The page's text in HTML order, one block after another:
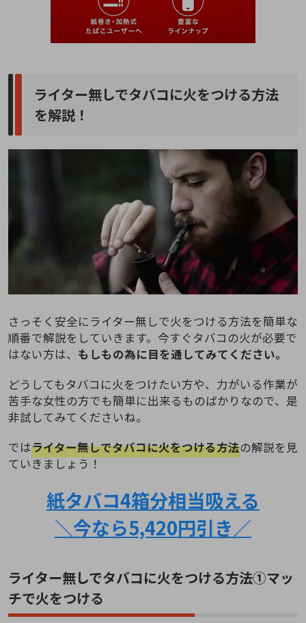
ライター無しでタバコに火をつける方法
を解説！
さっそく安全にライター無しで火をつける方法を簡単な
順番で解説をしていきます。今すぐタバコの火が必要で
はない方は、 もしもの為に目を通してみてください。
どうしてもタバコに火をつけたい方や、力がいる作業が
苦手な女性の方でも簡単に出来るものばかりなので、是
非試してみてくださいね。
ではライター無しでタバコに火をつける方法の解説を見
ていきましょう！
紙タバコ4箱分相当吸える
＼今なら5,420円引き／
ライター無しでタバコに火をつける方法①マッ
チで火をつける